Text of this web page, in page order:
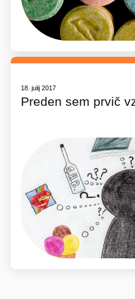
18. julij 2017
Preden sem prvič